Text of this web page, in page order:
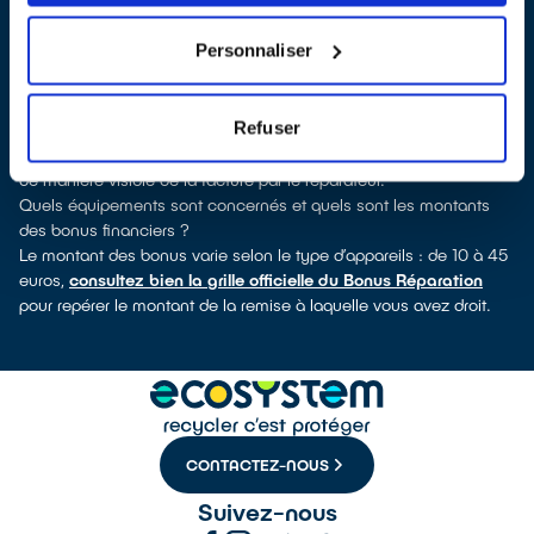
Personnaliser
Refuser
verrez pour quels types d’appareils ce professionnel a obtenu le
informatique, outils électriques : à chaque famille d’appareils son
réparateur spécialisé et labellisé QualiRépar.
Comment bénéficier du Bonus Réparation à Ploeren ?
Le Bonus Réparation est en vigueur chez tous les réparateurs
ayant obtenu le label QualiRépar. Il est déduit instantanément et
de manière visible de la facture par le réparateur.
Quels équipements sont concernés et quels sont les montants
des bonus financiers ?
Le montant des bonus varie selon le type d’appareils : de 10 à 45
euros, consultez bien la grille officielle du Bonus Réparation
pour repérer le montant de la remise à laquelle vous avez droit.
CONTACTEZ-NOUS
Suivez-nous